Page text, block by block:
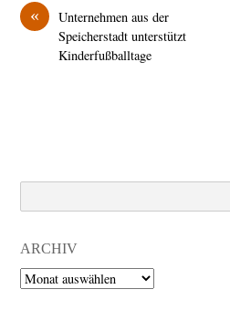
«
Unternehmen aus der
Speicherstadt unterstützt
Kinderfußballtage
ARCHIV
Archiv